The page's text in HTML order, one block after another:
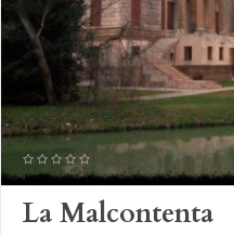
La Malcontenta